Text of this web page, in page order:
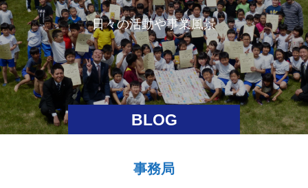
BLOG
日々の活動や事業風景を
事務局